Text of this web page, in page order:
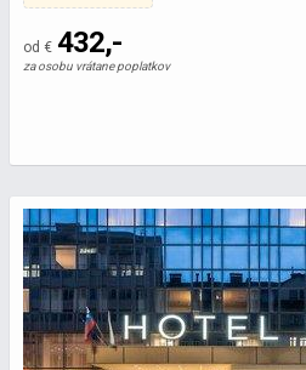
od € 432,-
za osobu vrátane poplatkov